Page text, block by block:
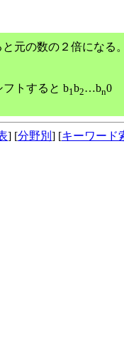
元の数の２倍になる
フトすると b1b2…bn0
] [分野別 ] [キーワード